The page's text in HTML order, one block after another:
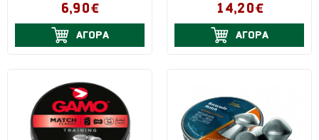
6,90€
ΑΓΟΡΑ
14,20€
ΑΓΟΡΑ